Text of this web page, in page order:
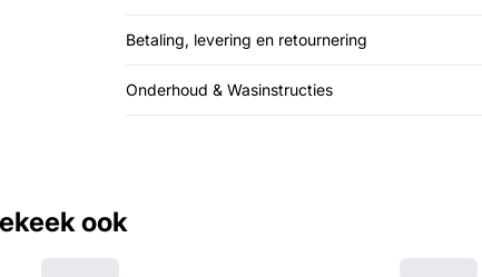
Betaling, levering en retournering
Onderhoud & Wasinstructies
ook